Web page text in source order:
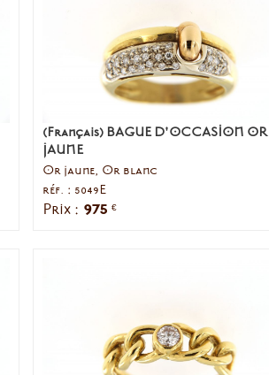
(Français) BAGUE D'OCCASION OR
JAUNE
Or jaune, Or blanc
réf. : 5049E
Prix : 975 €